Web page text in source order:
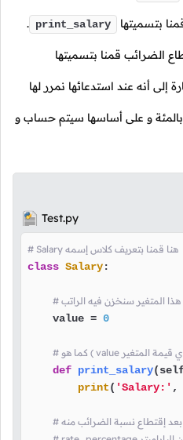
بتسميتها print_salary
.
الضرائب قمنا بتسميتها
إلى أنه عند استدعائها نمرر لها
و على أساسها سيتم حساب و
Test.py
# Salary هنا قمنا بتعريف كلاس إسمه
class Salary:
# هذا المتغير سنخزن فيه الراتب
    value =
0
def print_salary(
print( 'Salary:' ,